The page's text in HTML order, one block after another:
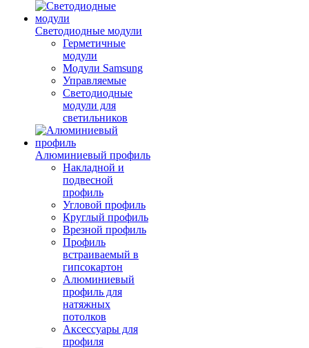
Светодиодные модули
Герметичные
модули
Модули Samsung
Управляемые
Светодиодные
модули для
светильников
Алюминиевый профиль
Накладной и
подвесной
профиль
Угловой профиль
Круглый профиль
Врезной профиль
Профиль
встраиваемый в
гипсокартон
Алюминиевый
профиль для
натяжных
потолков
Аксессуары для
профиля